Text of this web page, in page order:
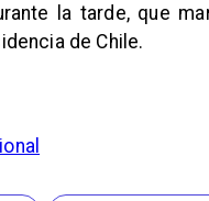
la tarde, que
de Chile.